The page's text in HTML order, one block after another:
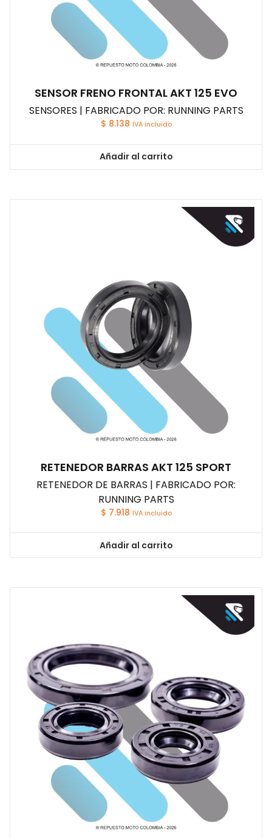
SENSOR FRENO FRONTAL AKT 125 EVO
SENSORES | FABRICADO POR: RUNNING PARTS
$ 8.138 IVA incluido
Añadir al carrito
RETENEDOR BARRAS AKT 125 SPORT
RETENEDOR DE BARRAS | FABRICADO POR:
RUNNING PARTS
$ 7.918 IVA incluido
Añadir al carrito